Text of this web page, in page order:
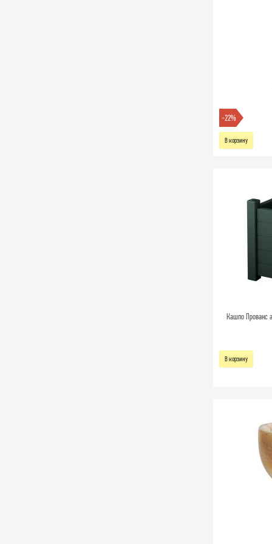
-22%
В корзину
Кашпо Прованс
В корзину